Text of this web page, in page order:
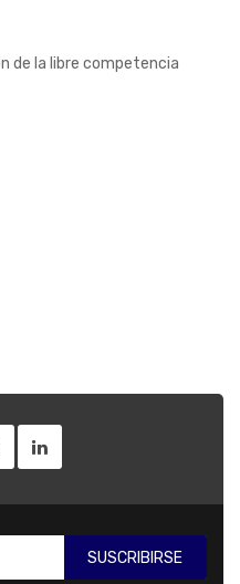
de la libre competencia
SUSCRIBIRSE